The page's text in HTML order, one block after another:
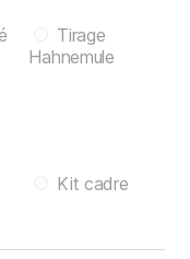
Tirage
Hahnemule
Kit cadre